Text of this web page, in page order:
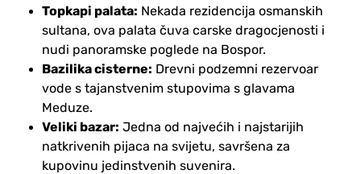
Topkapi palata: Nekada rezidencija osmanskih
sultana, ova palata čuva carske dragocjenosti i
nudi panoramske poglede na Bospor.
Bazilika cisterne: Drevni podzemni rezervoar
vode s tajanstvenim stupovima s glavama
Meduze.
Veliki bazar: Jedna od najvećih i najstarijih
natkrivenih pijaca na svijetu, savršena za
kupovinu jedinstvenih suvenira.